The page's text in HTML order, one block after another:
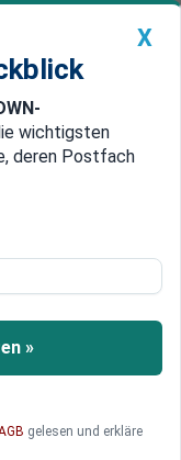
Premium
China
den
der
Ölkonzerne an
X
wichtigsten
deren Postfach
»
gelesen und erkläre